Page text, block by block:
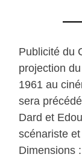
Publicité du
projection
1961 au
sera
Dard et
scénariste
Dimensions